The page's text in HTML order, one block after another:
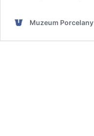
Muzeum Porcelany